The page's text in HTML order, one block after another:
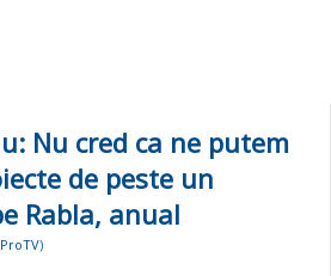
Nu cred ca ne putem
de peste un
Rabla, anual
ProTV)